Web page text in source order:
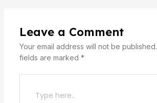
Leave a Comment
Your email address will not be published.
fields are marked *